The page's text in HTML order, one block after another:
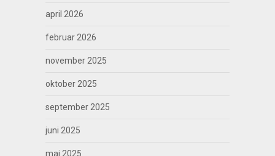
april 2026
februar 2026
november 2025
oktober 2025
september 2025
juni 2025
maj 2025